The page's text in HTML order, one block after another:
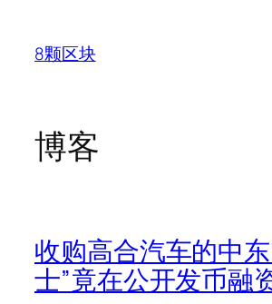
8颗区块
博客
收购高合汽车的中
士”竟在公开发币融